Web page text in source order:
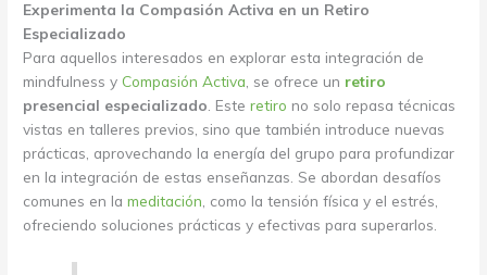
Experimenta la Compasión Activa en un Retiro
Especializado
Para aquellos interesados en explorar esta integración de
mindfulness y Compasión Activa , se ofrece un retiro
presencial especializado . Esteretiro no solo repasa técnicas
vistas en talleres previos, sino que también introduce nuevas
prácticas, aprovechando la energía del grupo para profundizar
en la integración de estas enseñanzas. Se abordan desafíos
comunes en lameditación , como la tensión física y el estrés,
ofreciendo soluciones prácticas y efectivas para superarlos.